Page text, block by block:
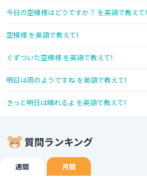
今日の空模様はどうですか？ を英語で教えて!
空模様 を英語で教えて!
ぐずついた空模様 を英語で教えて!
明日は雨のようですね を英語で教えて!
きっと明日は晴れるよ を英語で教えて!
質問ランキング
週間 月間